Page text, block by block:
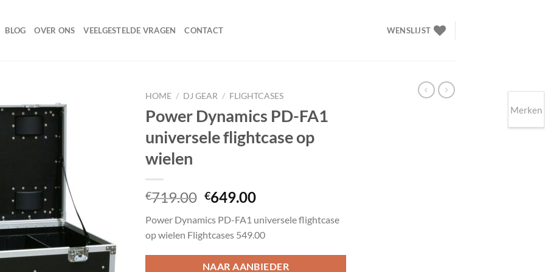
BLOG OVER ONS VEELGESTELDE VRAGEN CONTACT WENSLIJST
HOME / DJ GEAR / FLIGHTCASES
Power Dynamics PD-FA1
universele flightcase op
wielen
€719.00 Oorspronkelijke
was:
€719.00.
€649.00Huidige
is:
€649.00.
Power Dynamics PD-FA1 universele flightcase
op wielen Flightcases 549.00
NAAR AANBIEDER
Merken